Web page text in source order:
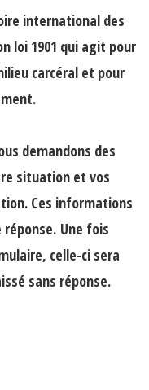
international des
loi 1901 qui agit pour
carcéral et pour
demandons des
situation et vos
Ces informations
Une fois
celle-ci sera
sans réponse.